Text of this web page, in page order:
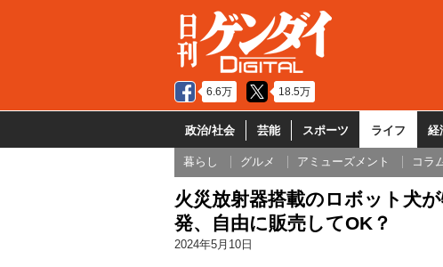
6.6万 18.5万
政治/社会 芸能 スポーツ ライフ 経
暮らし グルメ アミューズメント コラ
火災放射器搭載のロボット犬
発、自由に販売してOK？
2024年5月10日